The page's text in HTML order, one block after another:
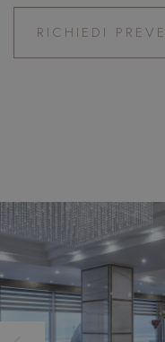
RICHIEDI